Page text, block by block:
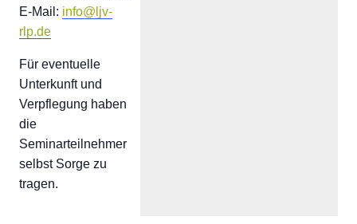
E-Mail: info@ljv-
rlp.de
Für eventuelle
Unterkunft und
Verpflegung haben
die
Seminarteilnehmer
selbst Sorge zu
tragen.